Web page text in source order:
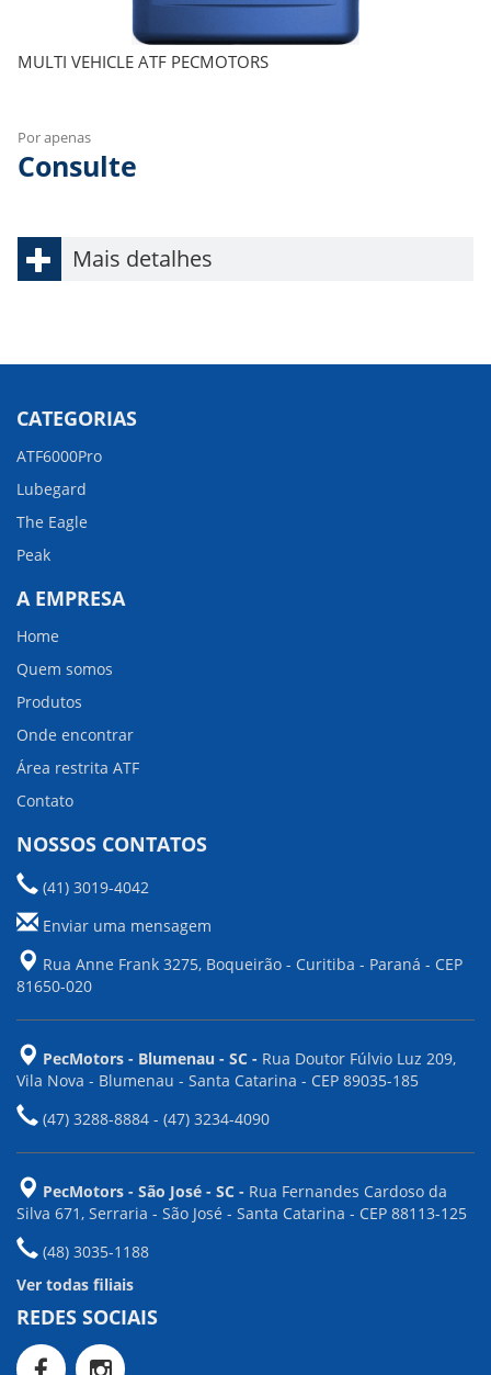
MULTI VEHICLE ATF PECMOTORS
Por apenas
Consulte
Mais detalhes
CATEGORIAS
ATF6000Pro
Lubegard
The Eagle
Peak
A EMPRESA
Home
Quem somos
Produtos
Onde encontrar
Área restrita ATF
Contato
NOSSOS CONTATOS
(41) 3019-4042
Enviar uma mensagem
Rua Anne Frank 3275, Boqueirão - Curitiba - Paraná - CEP
81650-020
PecMotors - Blumenau - SC - Rua Doutor Fúlvio Luz 209,
Vila Nova - Blumenau - Santa Catarina - CEP 89035-185
(47) 3288-8884 - (47) 3234-4090
PecMotors - São José - SC - Rua Fernandes Cardoso da
Silva 671, Serraria - São José - Santa Catarina - CEP 88113-125
(48) 3035-1188
Ver todas filiais
REDES SOCIAIS